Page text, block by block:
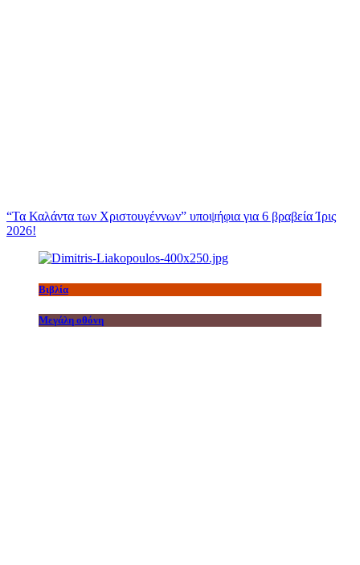
“Τα Καλάντα των Χριστουγέννων” υποψήφια για 6 βραβεία Ίρις
2026!
Βιβλία
Μεγάλη οθόνη